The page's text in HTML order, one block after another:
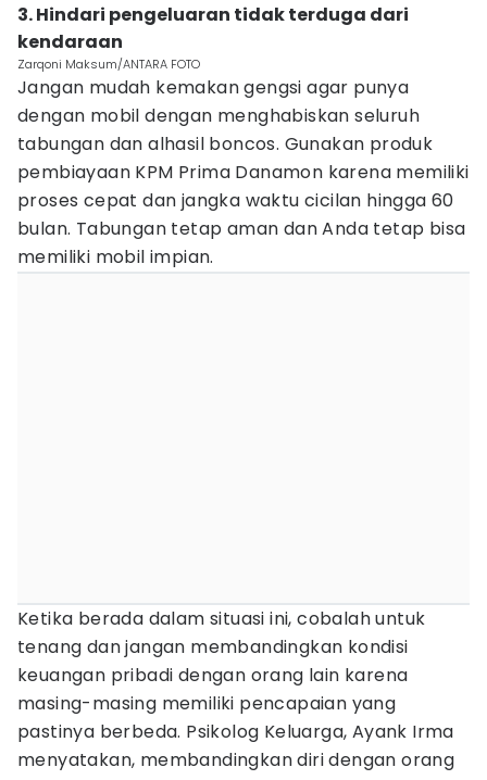
3. Hindari pengeluaran tidak terduga dari
kendaraan
Zarqoni Maksum/ANTARA FOTO
Jangan mudah kemakan gengsi agar punya
dengan mobil dengan menghabiskan seluruh
tabungan dan alhasil boncos. Gunakan produk
pembiayaan KPM Prima Danamon karena memiliki
proses cepat dan jangka waktu cicilan hingga 60
bulan. Tabungan tetap aman dan Anda tetap bisa
memiliki mobil impian.
Ketika berada dalam situasi ini, cobalah untuk
tenang dan jangan membandingkan kondisi
keuangan pribadi dengan orang lain karena
masing-masing memiliki pencapaian yang
pastinya berbeda. Psikolog Keluarga, Ayank Irma
menyatakan, membandingkan diri dengan orang